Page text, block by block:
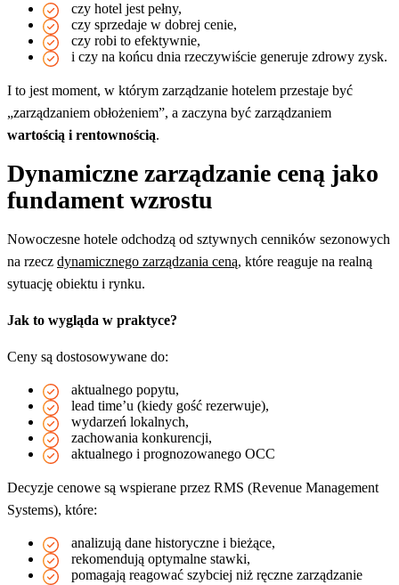
czy hotel jest pełny,
czy sprzedaje w dobrej cenie,
czy robi to efektywnie,
i czy na końcu dnia rzeczywiście generuje zdrowy zysk.
I to jest moment, w którym zarządzanie hotelem przestaje być
„zarządzaniem obłożeniem”, a zaczyna być zarządzaniem
wartością i rentownością.
Dynamiczne zarządzanie ceną jako
fundament wzrostu
Nowoczesne hotele odchodzą od sztywnych cenników sezonowych
na rzecz dynamicznego zarządzania ceną, które reaguje na realną
sytuację obiektu i rynku.
Jak to wygląda w praktyce?
Ceny są dostosowywane do:
aktualnego popytu,
lead time’u (kiedy gość rezerwuje),
wydarzeń lokalnych,
zachowania konkurencji,
aktualnego i prognozowanego OCC
Decyzje cenowe są wspierane przez RMS (Revenue Management
Systems), które:
analizują dane historyczne i bieżące,
rekomendują optymalne stawki,
pomagają reagować szybciej niż ręczne zarządzanie